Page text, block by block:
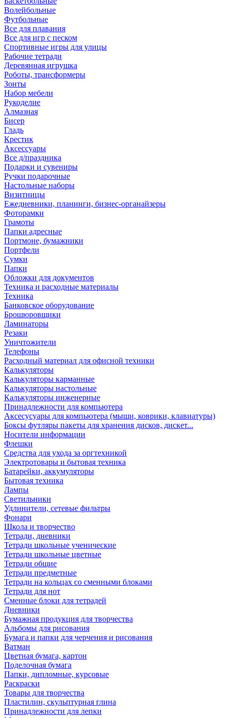
Волейбольные
Футбольные
Все для плавания
Все для игр с песком
Спортивные игры для улицы
Рабочие тетради
Деревянная игрушка
Роботы, трансформеры
Зонты
Набор мебели
Рукоделие
Алмазная
Бисер
Гладь
Крестик
Аксессуары
Все д/праздника
Подарки и сувениры
Ручки подарочные
Настольные наборы
Визитницы
Ежедневники, планинги, бизнес-органайзеры
Фоторамки
Грамоты
Папки адресные
Портмоне, бумажники
Портфели
Сумки
Папки
Обложки для документов
Техника и расходные материалы
Техника
Банковское оборудование
Брошюровщики
Ламинаторы
Резаки
Уничтожители
Телефоны
Расходный материал для офисной техники
Калькуляторы
Калькуляторы карманные
Калькуляторы настольные
Калькуляторы инженерные
Принадлежности для компьютера
Аксесусуары для компьютера (мыши, коврики, клавиатуры)
Боксы футляры пакеты для хранения дисков, дискет...
Носители информации
Флешки
Средства для ухода за оргтехникой
Электротовары и бытовая техника
Батарейки, аккумуляторы
Бытовая техника
Лампы
Светильники
Удлинители, сетевые фильтры
Фонари
Школа и творчество
Тетради, дневники
Тетради школьные ученические
Тетради школьные цветные
Тетради общие
Тетради предметные
Тетради на кольцах со сменными блоками
Тетради для нот
Сменные блоки для тетрадей
Дневники
Бумажная продукция для творчества
Альбомы для рисования
Бумага и папки для черчения и рисования
Ватман
Цветная бумага, картон
Поделочная бумага
Папки, дипломные, курсовые
Раскраски
Товары для творчества
Пластилин, скульптурная глина
Принадлежности для лепки